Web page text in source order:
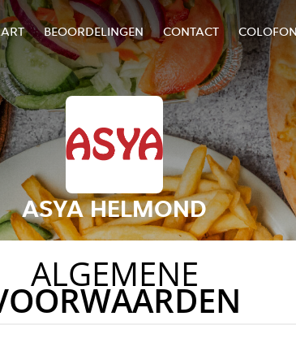
BEOORDELINGEN CONTACT
ASYA HELMOND
ALGEMENE